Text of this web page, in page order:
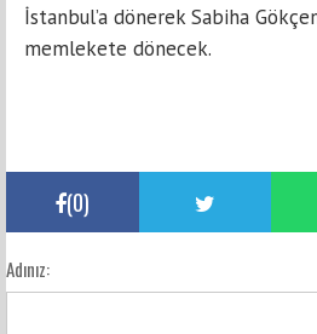
İstanbul’a dönerek Sabiha
memlekete dönecek.
(0)
Adınız: